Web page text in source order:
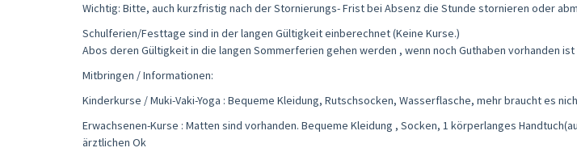
Wichtig: Bitte, auch kurzfristig nach der Stornierungs- Frist bei Absenz die Stunde stornieren oder
Schulferien/Festtage sind in der langen Gültigkeit einberechnet (Keine Kurse.)
Abos deren Gültigkeit in die langen Sommerferien gehen werden , wenn noch Guthaben vorhanden
Mitbringen / Informationen:
Kinderkurse / Muki-Vaki-Yoga : Bequeme Kleidung, Rutschsocken, Wasserflasche, mehr braucht es
Erwachsenen-Kurse : Matten sind vorhanden. Bequeme Kleidung , Socken, 1 körperlanges
ärztlichen Ok